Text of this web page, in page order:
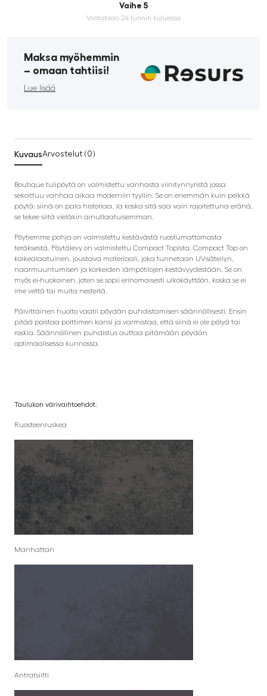
Vaihe 5
Vastataan 24 tunnin kuluessa
Maksa myöhemmin
­– omaan tahtiisi!
Lue lisää
KuvausArvostelut (0)
Boutique tulipöytä on valmistettu vanhasta viinitynnyristä jossa
sekoittuu vanhaa aikaa moderniin tyyliin. Se on enemmän kuin pelkkä
pöytä; siinä on pala historiaa. Ja koska sitä saa vain rajoitettuna eränä,
se tekee siitä vieläkin ainutlaatuisemman.
Pöytiemme pohja on valmistettu kestävästä ruostumattomasta
teräksestä. Pöytälevy on valmistettu Compact Topista. Compact Top on
korkealaatuinen, joustava materiaali, joka tunnetaan UV-säteilyn,
naarmuuntumisen ja korkeiden lämpötilojen kestävyydestään. Se on
myös ei-huokoinen, joten se sopii erinomaisesti ulkokäyttöön, koska se ei
ime vettä tai muita nesteitä.
Päivittäinen huolto vaatii pöydän puhdistamisen säännöllisesti. Ensin
pitää poistaa polttimen kansi ja varmistaa, että siinä ei ole pölyä tai
roskia. Säännöllinen puhdistus auttaa pitämään pöydän
optimaalisessa kunnossa.
Taulukon värivaihtoehdot:
Ruosteenruskea
Manhattan
Antratsiitti